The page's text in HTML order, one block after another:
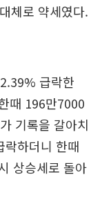
체로 약세였다.
급락한
때 196만7000
기록을 갈아치
락하더니 한때
상승세로 돌아